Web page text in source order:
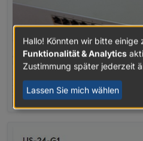
Hallo! Könnten wir bitte einige
Funktionalität & Analytics
Zustimmung später jederzeit
Lassen Sie mich wählen